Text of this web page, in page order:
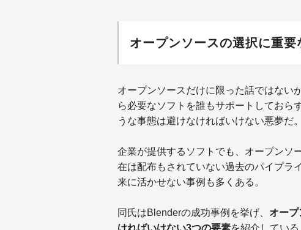
オープンソースの選択に重要
オープンソースだけに限った話ではない
ら必要なソフトを誰もサポートしておら
うな事態は避けなければいけない悪夢だ。
企業が提供するソフトでも、オープンソ
在は配布もされていない過去のパイプラ
来に活かせない事例も多くある。
同氏はBlenderの成功事例を挙げ、 オー